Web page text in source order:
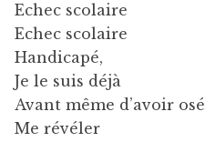
Echec scolaire
Echec scolaire
Handicapé,
Je le suis déjà
Avant même d’avoir osé
Me révéler